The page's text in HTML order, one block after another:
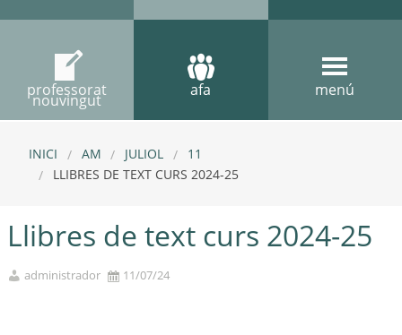
professorat
nouvingut
afa menú
INICI AM JULIOL
11
LLIBRES DE TEXT CURS 2024-25
Llibres de text curs 2024-25
administrador 11/07/24